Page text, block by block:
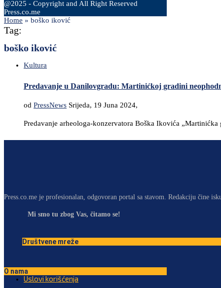
@2025 - Copyright and All Right Reserved
Press.co.me
Home » boško iković
Tag:
boško iković
Kultura
Predavanje u Danilovgradu: Martinićkoj gradini
od PressNews Srijeda, 19 Juna 2024,
Predavanje arheologa-konzervatora Boška Ikovića
Press.co.me je profesionalan, odgovoran portal sa stavom. Redakciju čine
Mi smo tu zbog Vas, čitamo se!
Društvene mreže
O nama
Uslovi korišćenja